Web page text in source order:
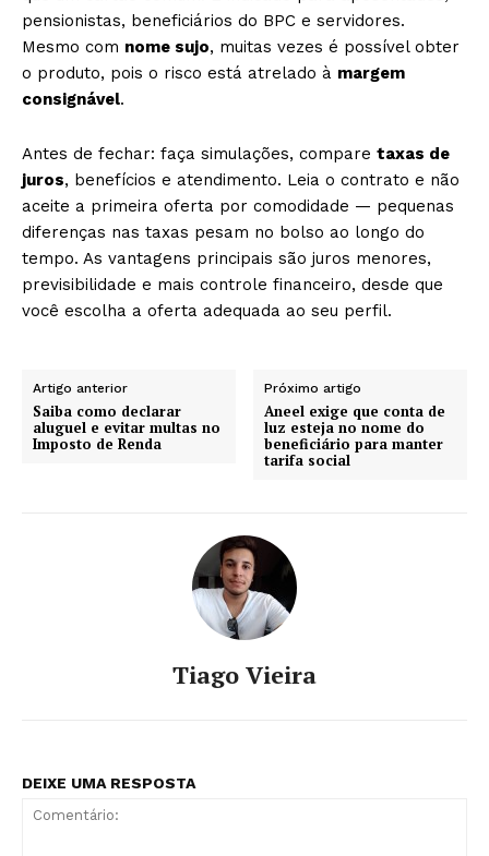
pensionistas, beneficiários do BPC e servidores.
Mesmo com nome sujo, muitas vezes é possível obter
o produto, pois o risco está atrelado à margem
consignável.
Antes de fechar: faça simulações, compare taxas de
juros, benefícios e atendimento. Leia o contrato e não
aceite a primeira oferta por comodidade — pequenas
diferenças nas taxas pesam no bolso ao longo do
tempo. As vantagens principais são juros menores,
previsibilidade e mais controle financeiro, desde que
você escolha a oferta adequada ao seu perfil.
Artigo anterior
Saiba como declarar
aluguel e evitar multas no
Imposto de Renda
Próximo artigo
Aneel exige que conta de
luz esteja no nome do
beneficiário para manter
tarifa social
Tiago Vieira
DEIXE UMA RESPOSTA